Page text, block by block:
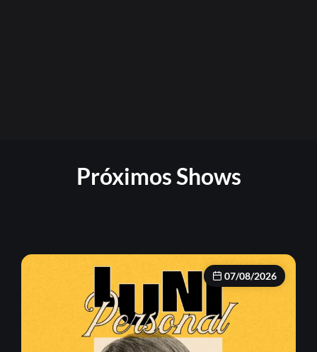
Próximos Shows
07/08/2026